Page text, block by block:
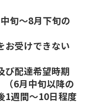
旬～8月下旬の
お受けできない
び配達希望時期
（6月中旬以降の
1週間～10日程度